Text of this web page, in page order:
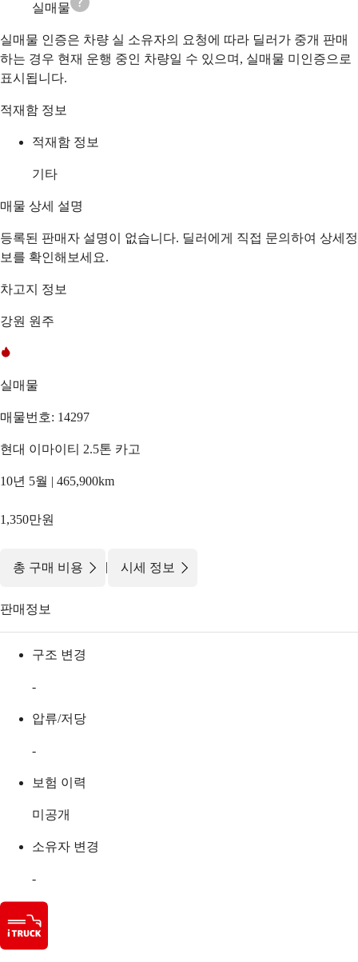
실매물
실매물 인증은 차량 실 소유자의 요청에 따라 딜러가 중개 판매
하는 경우 현재 운행 중인 차량일 수 있으며, 실매물 미인증으로
표시됩니다.
적재함 정보
적재함 정보
기타
매물 상세 설명
등록된 판매자 설명이 없습니다. 딜러에게 직접 문의하여 상세정
보를 확인해보세요.
차고지 정보
강원 원주
실매물
매물번호: 14297
현대 이마이티 2.5톤 카고
10년 5월 | 465,900km
1,350만원
총 구매 비용 | 시세 정보
판매정보
구조 변경
-
압류/저당
-
보험 이력
미공개
소유자 변경
-